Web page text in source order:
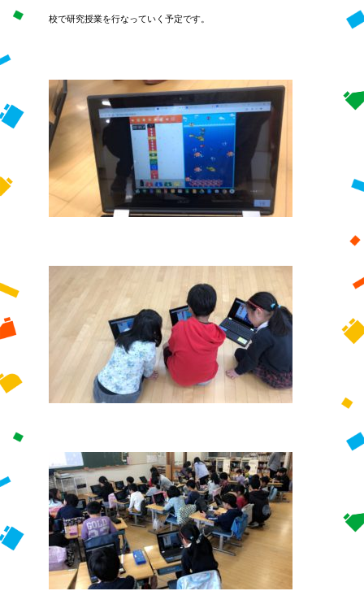
校で研究授業を行なっていく予定です。